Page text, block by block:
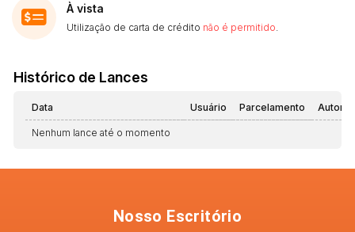
À vista
Utilização de carta de crédito não é permitido
Histórico de Lances
Data Usuário Parcelamento
Nenhum lance até o momento
Nosso Escritório